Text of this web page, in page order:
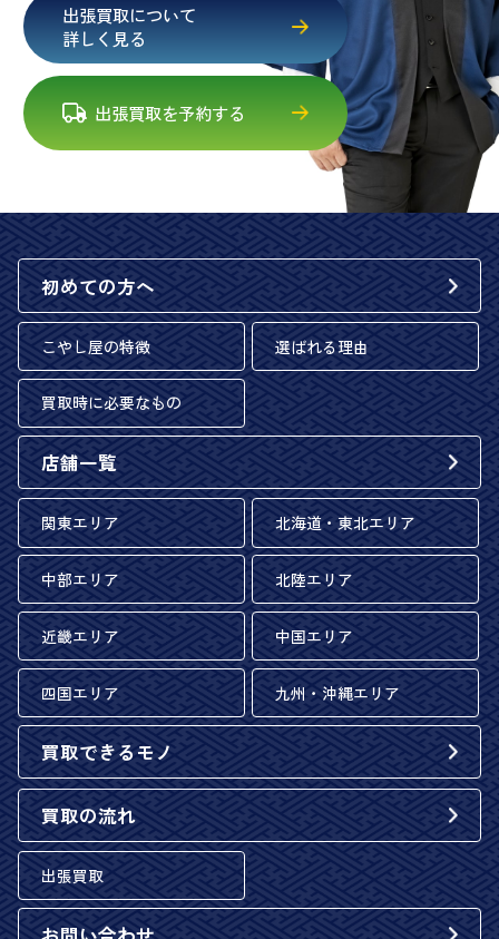
出張買取について
詳しく見る
出張買取を予約する
初めての方へ
こやし屋の特徴 選ばれる理由
買取時に必要なもの
店舗一覧
関東エリア 北海道・東北エリア
中部エリア 北陸エリア
近畿エリア 中国エリア
四国エリア 九州・沖縄エリア
買取できるモノ
買取の流れ
出張買取